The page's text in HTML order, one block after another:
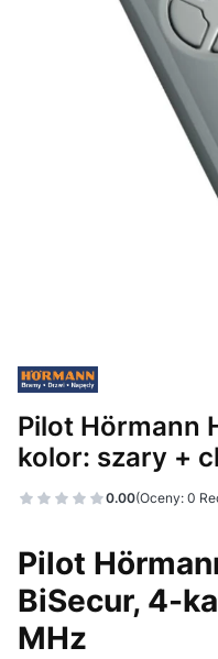
Pilot Hörmann
kolor: szary +
0.00(Oceny: 0
Pilot
BiSecur, 4-
MHz